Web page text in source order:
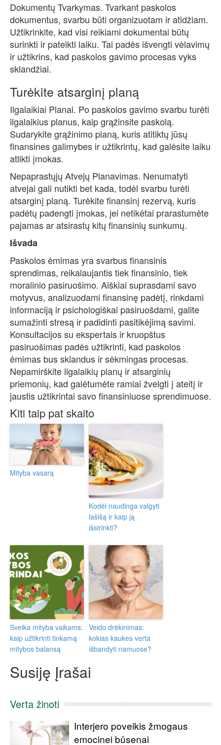
Dokumentų Tvarkymas. Tvarkant paskolos
dokumentus, svarbu būti organizuotam ir atidžiam.
Užtikrinkite, kad visi reikiami dokumentai būtų
surinkti ir pateikti laiku. Tai padės išvengti vėlavimų
ir užtikrins, kad paskolos gavimo procesas vyks
sklandžiai.
Turėkite atsarginį planą
Ilgalaikiai Planai. Po paskolos gavimo svarbu turėti
ilgalaikius planus, kaip grąžinsite paskolą.
Sudarykite grąžinimo planą, kuris atitiktų jūsų
finansines galimybes ir užtikrintų, kad galėsite laiku
atlikti įmokas.
Nepaprastųjų Atvejų Planavimas. Nenumatyti
atvejai gali nutikti bet kada, todėl svarbu turėti
atsarginį planą. Turėkite finansinį rezervą, kuris
padėtų padengti įmokas, jei netikėtai prarastumėte
pajamas ar atsirastų kitų finansinių sunkumų.
Išvada
Paskolos ėmimas yra svarbus finansinis
sprendimas, reikalaujantis tiek finansinio, tiek
moralinio pasiruošimo. Aiškiai suprasdami savo
motyvus, analizuodami finansinę padėtį, rinkdami
informaciją ir psichologiškai pasiruošdami, galite
sumažinti stresą ir padidinti pasitikėjimą savimi.
Konsultacijos su ekspertais ir kruopštus
pasiruošimas padės užtikrinti, kad paskolos
ėmimas bus sklandus ir sėkmingas procesas.
Nepamirškite ilgalaikių planų ir atsarginių
priemonių, kad galėtumėte ramiai žvelgti į ateitį ir
jaustis užtikrintai savo finansiniuose sprendimuose.
Kiti taip pat skaito
Mityba vasarą
Kodėl naudinga valgyti
lašišą ir kaip ją
išsirinkti?
Sveika mityba vaikams:
kaip užtikrinti tinkamą
mitybos balansą
Veido drėkinimas:
kokias kaukes verta
išbandyti namuose?
Susiję Įrašai
Verta žinoti
Interjero poveikis žmogaus
emocinei būsenai